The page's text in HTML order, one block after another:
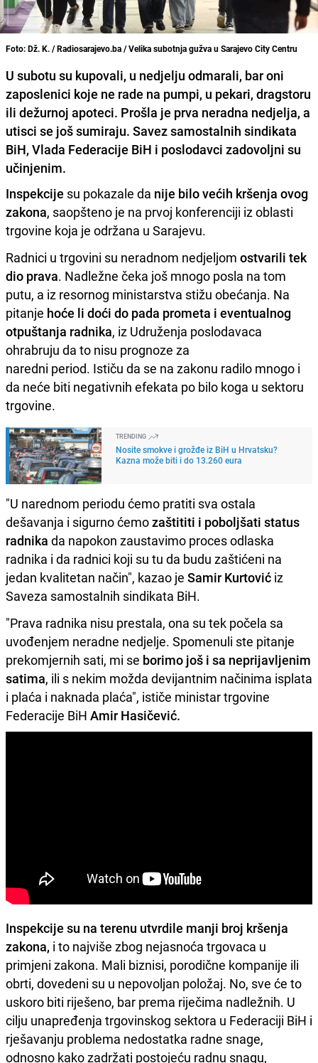
Foto: Dž. K. / Radiosarajevo.ba / Velika subotnja gužva u Sarajevo City Centru
U subotu su kupovali, u nedjelju odmarali, bar oni
zaposlenici koje ne rade na pumpi, u pekari, dragstoru
ili dežurnoj apoteci. Prošla je prva neradna nedjelja, a
utisci se još sumiraju. Savez samostalnih sindikata
BiH, Vlada Federacije BiH i poslodavci zadovoljni su
učinjenim.
Inspekcije su pokazale da nije bilo većih kršenja ovog
zakona, saopšteno je na prvoj konferenciji iz oblasti
trgovine koja je održana u Sarajevu.
Radnici u trgovini su neradnom nedjeljom ostvarili tek
dio prava. Nadležne čeka još mnogo posla na tom
putu, a iz resornog ministarstva stižu obećanja. Na
pitanje hoće li doći do pada prometa i eventualnog
otpuštanja radnika, iz Udruženja poslodavaca
ohrabruju da to nisu prognoze za
naredni period. Ističu da se na zakonu radilo mnogo i
da neće biti negativnih efekata po bilo koga u sektoru
trgovine.
TRENDING
Nosite smokve i grožđe iz BiH u Hrvatsku?
Kazna može biti i do 13.260 eura
"U narednom periodu ćemo pratiti sva ostala
dešavanja i sigurno ćemozaštititi i poboljšati status
radnika da napokon zaustavimo proces odlaska
radnika i da radnici koji su tu da budu zaštićeni na
jedan kvalitetan način", kazao je Samir Kurtović iz
Saveza samostalnih sindikata BiH.
"Prava radnika nisu prestala, ona su tek počela sa
uvođenjem neradne nedjelje. Spomenuli ste pitanje
prekomjernih sati, mi se borimo još i sa neprijavljenim
satima, ili s nekim možda devijantnim načinima isplata
i plaća i naknada plaća", ističe ministar trgovine
Federacije BiH Amir Hasičević.
Inspekcije su na terenu utvrdile manji broj kršenja
zakona, i to najviše zbog nejasnoća trgovaca u
primjeni zakona. Mali biznisi, porodične kompanije ili
obrti, dovedeni su u nepovoljan položaj. No, sve će to
uskoro biti riješeno, bar prema riječima nadležnih. U
cilju unapređenja trgovinskog sektora u Federaciji BiH i
rješavanju problema nedostatka radne snage,
odnosno kako zadržati postojeću radnu snagu,